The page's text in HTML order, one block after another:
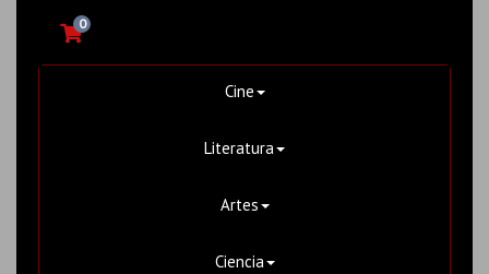
0
Cine
Literatura
Artes
Ciencia